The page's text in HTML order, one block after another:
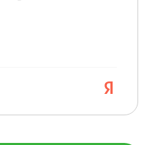
сразу при замере
о дате
в целом —